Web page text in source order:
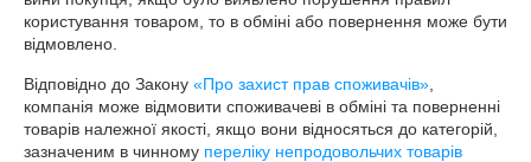
користування товаром, то в обміні або повернення може бути
відмовлено.
Відповідно до Закону «Про захист прав споживачів»
компанія може відмовити споживачеві в обміні та поверненні
товарів належної якості, якщо вони відносяться до категорій,
зазначеним в чинному переліку непродовольчих товарів